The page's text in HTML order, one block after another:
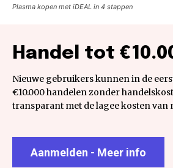
Plasma kopen met iDEAL in 4 stappen
Handel tot
Nieuwe gebruikers kunnen in de
€10.000 handelen zonder
transparant met de lagee kosten van
Aanmelden - Meer info